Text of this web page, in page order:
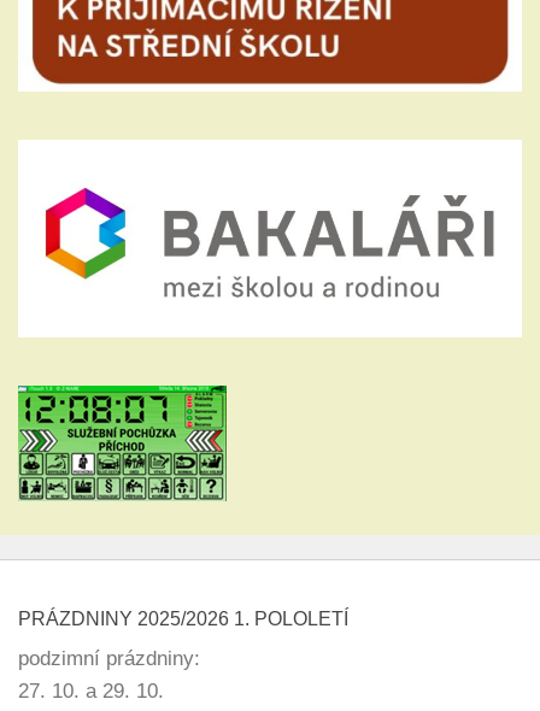
PRÁZDNINY 2025/2026 1. POLOLETÍ
podzimní prázdniny:
27. 10. a 29. 10.